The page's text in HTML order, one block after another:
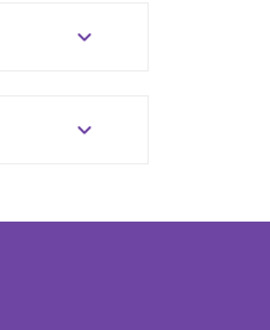
expand_more
expand_more